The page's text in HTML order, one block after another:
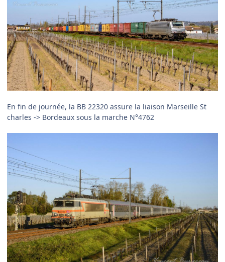
En fin de journée, la BB 22320 assure la liaison Marseille St
charles -> Bordeaux sous la marche N°4762